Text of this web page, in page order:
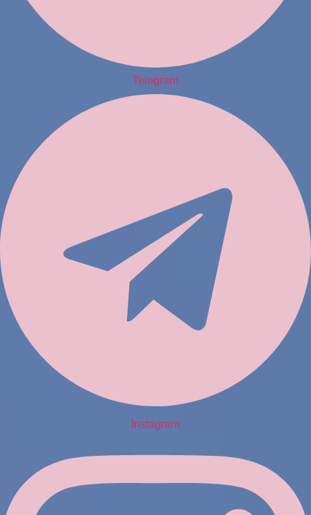
Telegram
Instagram